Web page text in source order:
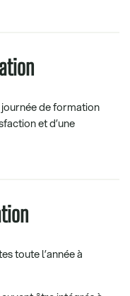
de formation
et d’une
toute l’année à